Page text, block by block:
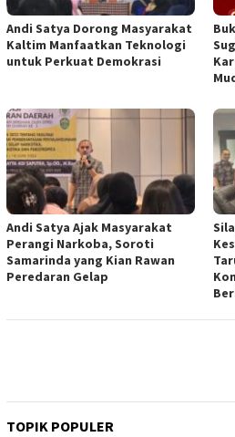
Andi Satya Dorong Masyarakat
Kaltim Manfaatkan Teknologi
untuk Perkuat Demokrasi
Andi Satya Ajak Masyarakat
Perangi Narkoba, Soroti
Samarinda yang Kian Rawan
Peredaran Gelap
TOPIK POPULER